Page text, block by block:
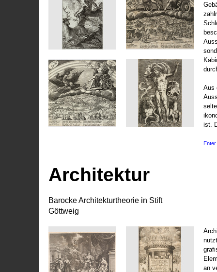
Aus
ist.
Enter
Architektur
Barocke Architekturtheorie in Stift
Göttweig
an